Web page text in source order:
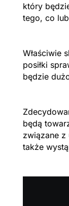
który
tego, co
Właściwie
posiłki
będzie
będą
związane z
także